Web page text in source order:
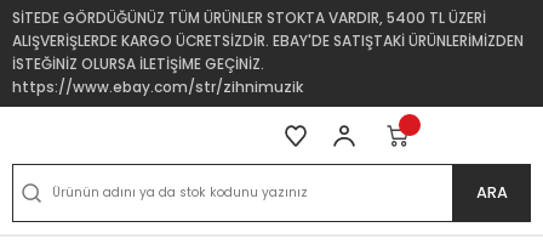
SİTEDE GÖRDÜĞÜNÜZ TÜM ÜRÜNLER STOKTA VARDIR, 5400 TL ÜZERİ
ALIŞVERİŞLERDE KARGO ÜCRETSİZDİR. EBAY'DE SATIŞTAKİ ÜRÜNLERİMİZDEN
İSTEĞİNİZ OLURSA İLETİŞİME GEÇİNİZ.
https://www.ebay.com/str/zihnimuzik
ARA